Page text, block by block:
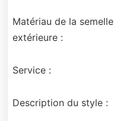
Matériau de la semelle
extérieure :
Service :
Description du style :